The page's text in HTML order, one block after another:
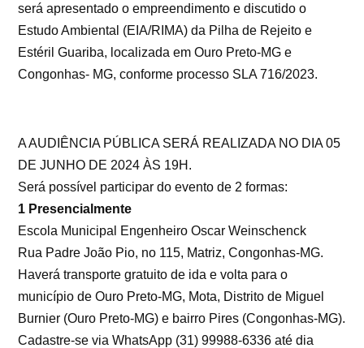
será apresentado o empreendimento e discutido o
Estudo Ambiental (EIA/RIMA) da Pilha de Rejeito e
Estéril Guariba, localizada em Ouro Preto-MG e
Congonhas- MG, conforme processo SLA 716/2023.
A AUDIÊNCIA PÚBLICA SERÁ REALIZADA NO DIA 05
DE JUNHO DE 2024 ÀS 19H.
Será possível participar do evento de 2 formas:
1 Presencialmente
Escola Municipal Engenheiro Oscar Weinschenck
Rua Padre João Pio, no 115, Matriz, Congonhas-MG.
Haverá transporte gratuito de ida e volta para o
município de Ouro Preto-MG, Mota, Distrito de Miguel
Burnier (Ouro Preto-MG) e bairro Pires (Congonhas-MG).
Cadastre-se via WhatsApp (31) 99988-6336 até dia